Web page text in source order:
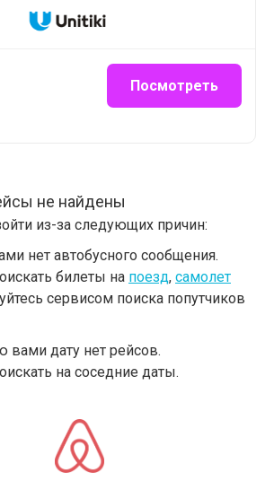
Посмотреть
не найдены
из-за следующих причин:
нет автобусного сообщения.
билеты на поезд, самолет
сервисом поиска попутчиков
вами дату нет рейсов.
на соседние даты.